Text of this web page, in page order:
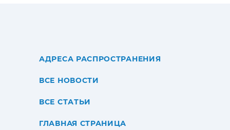
АДРЕСА РАСПРОСТРАНЕНИЯ
ВСЕ НОВОСТИ
ВСЕ СТАТЬИ
ГЛАВНАЯ СТРАНИЦА